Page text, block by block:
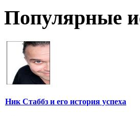
Популярные
Ник Стаббз и его история успеха